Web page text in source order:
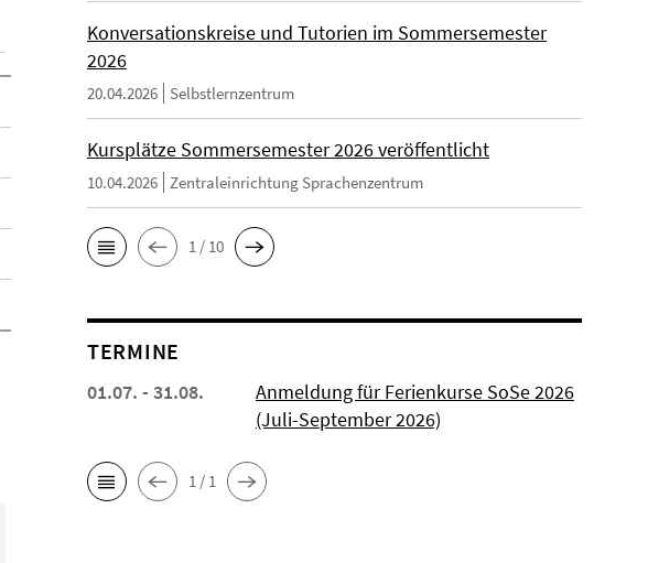
Konversationskreise und Tutorien im Sommersemester
2026
20.04.2026 Selbstlernzentrum
Kursplätze Sommersemester 2026 veröffentlicht
10.04.2026 Zentraleinrichtung Sprachenzentrum
1 / 10
TERMINE
01.07. - 31.08.
Anmeldung für Ferienkurse SoSe 2026
(Juli-September 2026)
1 / 1